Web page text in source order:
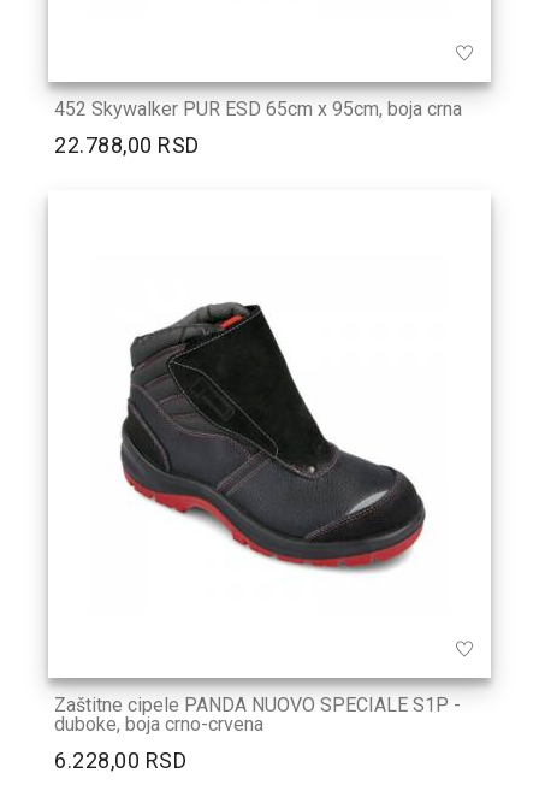
452 Skywalker PUR ESD 65cm x 95cm, boja crna
22.788,00 RSD
Zaštitne cipele PANDA NUOVO SPECIALE S1P -
duboke, boja crno-crvena
6.228,00 RSD